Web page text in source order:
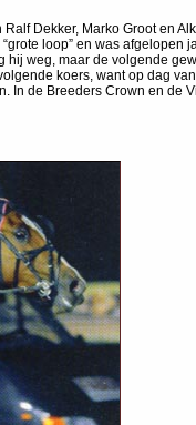
Dekker, Marko Groot en
loop” en was
weg, maar de volgende
koers, want op dag
de Breeders Crown en de